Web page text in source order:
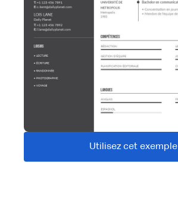
Utilisez cet exemple